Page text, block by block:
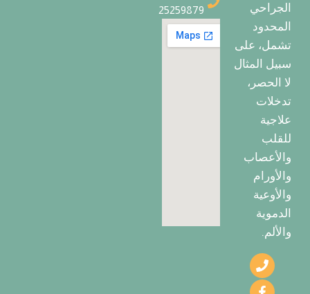
الجراحي
المحدود
تشمل، على
سبيل المثال
لا الحصر،
تدخلات
علاجية
للقلب
والأعصاب
والأورام
والأوعية
الدموية
والألم.
25259879